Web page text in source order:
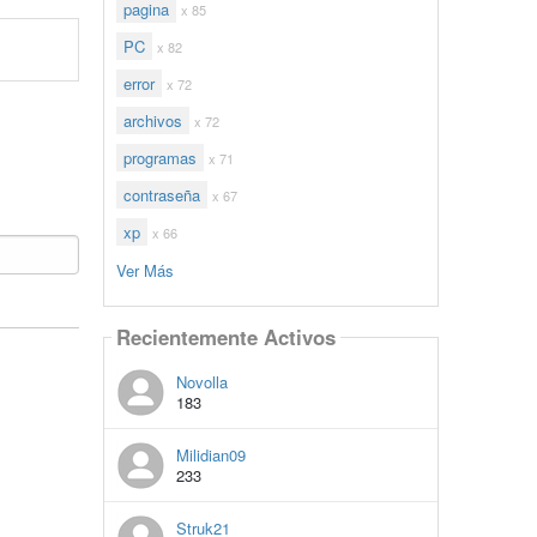
pagina x 85
PC x 82
error x 72
archivos x 72
programas x 71
contraseña x 67
xp x 66
Ver Más
Recientemente Activos
Novolla
183
Milidian09
233
Struk21